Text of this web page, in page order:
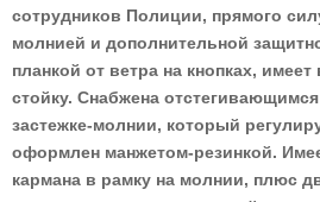
сотрудников Полиции, прямого
молнией и дополнительной
планкой от ветра на кнопках,
стойку. Снабжена
застежке-молнии, который
оформлен манжетом-резинкой.
кармана в рамку на молнии, плюс